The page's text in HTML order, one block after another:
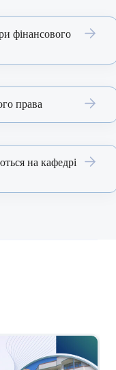
фінансового
права
на кафедрі